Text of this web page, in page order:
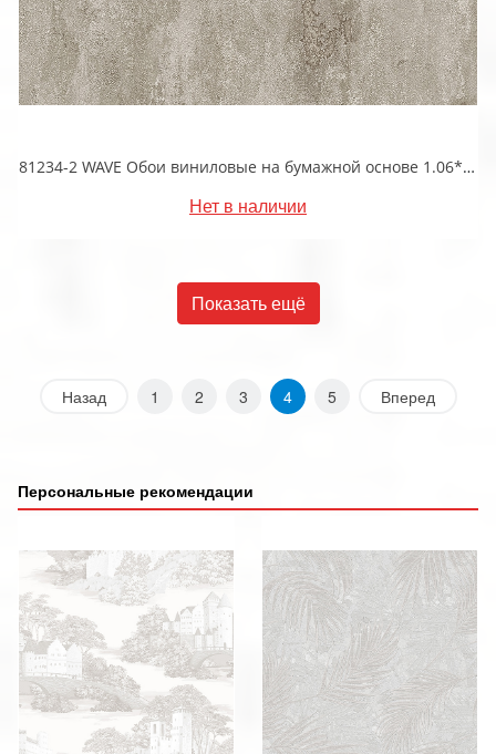
81234-2 WAVE Обои виниловые на бумажной основе 1.06*15.5
Нет в наличии
Показать ещё
Назад 1 2 3 4 5 Вперед
Персональные рекомендации